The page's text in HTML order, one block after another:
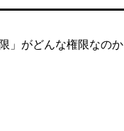
」がどんな権限なのか